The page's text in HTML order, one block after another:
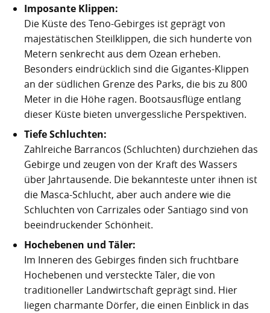
Los Gigantes
Das Observatorium
Pyramiden von Güímar
Giftige Insekten und Spinnen auf den Kanaren
Riesenkalmare in den Gewässern um die Kanarischen
Inseln
Garachico
Granadilla de Abona
Güímar
Guía de Isora
Icod de los Vinos
La Orotava
La Victoria de Acentejo
Los Realejos
Los Silos
Puerto de la Cruz
San Cristóbal de La Laguna
Achamán - Himmelsgott der Guanchen
Guayota - Teide, Feuer und die Logik der Angst
Magec - Sonne, Licht und Kalenderwissen
Chaxiraxi - Muttergöttin der Guanchen
Achuguayo - Mond, Zeit und heilige Schluchten
San Borondón
Wie Kastilien die Kanarischen Inseln unterwarf
Die Schlachten um Teneriffa
Der Widerstand
Konstanz und Teneriffa
Piratenangriffe auf Teneriffa im 16. Jahrhundert
François Le Clerc
Amaro Pargo
Garachico 1706
Die Schlacht von Santa Cruz 1797
Kartoffelrevolution 1846
Verworfenes Exil
Nachhaltig bauen und sanieren auf den Kanaren
Walbeobachtung statt Show
Star Wars auf Teneriffa?
Ferienwohnungen legal vermieten
Finca oder Ferienhaus?
Die Cochenille-Schildlaus
Teneriffas Naturwunder
Zwischen Urlaubsparadies und Quantenwunder
Die Geologie Teneriffas
Die Guanchen
Legenden, Geheimnisse und die stille Logik Teneriffas
La Palma und die Tsunami-Erzählung
Imposante Klippen:
Die Küste des Teno-Gebirges ist geprägt von
majestätischen Steilklippen, die sich hunderte von
Metern senkrecht aus dem Ozean erheben.
Besonders eindrücklich sind die Gigantes-Klippen
an der südlichen Grenze des Parks, die bis zu 800
Meter in die Höhe ragen. Bootsausflüge entlang
dieser Küste bieten unvergessliche Perspektiven.
Tiefe Schluchten:
Zahlreiche Barrancos (Schluchten) durchziehen das
Gebirge und zeugen von der Kraft des Wassers
über Jahrtausende. Die bekannteste unter ihnen ist
die Masca-Schlucht, aber auch andere wie die
Schluchten von Carrizales oder Santiago sind von
beeindruckender Schönheit.
Hochebenen und Täler:
Im Inneren des Gebirges finden sich fruchtbare
Hochebenen und versteckte Täler, die von
traditioneller Landwirtschaft geprägt sind. Hier
liegen charmante Dörfer, die einen Einblick in das